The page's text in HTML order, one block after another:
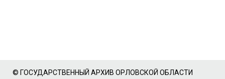
© ГОСУДАРСТВЕННЫЙ АРХИВ ОРЛОВСКОЙ ОБЛАСТИ